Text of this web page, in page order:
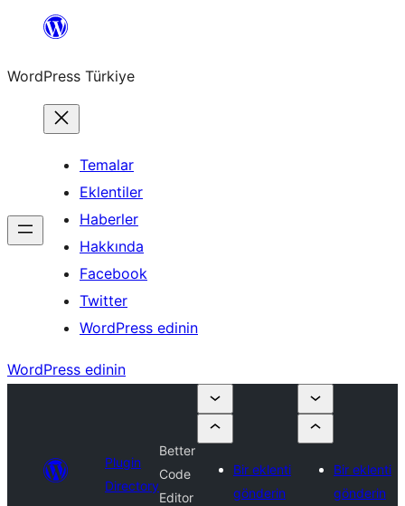
İçeriğe
WordPress Türkiye
Temalar
Eklentiler
Haberler
Hakkında
Facebook
Twitter
WordPress edinin
WordPress edinin
Plugin
Directory
Better
Code
Editor
Bir eklenti
gönderin
Bir eklenti
gönderin